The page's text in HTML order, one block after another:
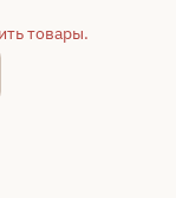
товары.